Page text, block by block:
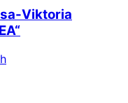
Viktoria